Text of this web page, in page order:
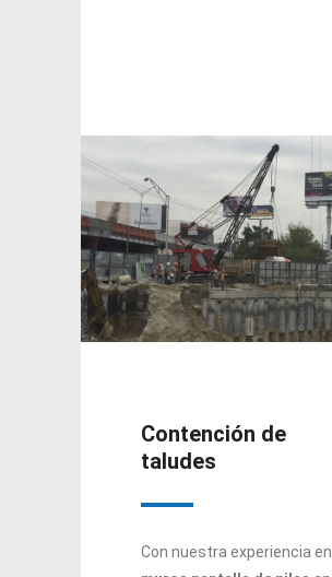
Contención de
taludes
Con nuestra experiencia en